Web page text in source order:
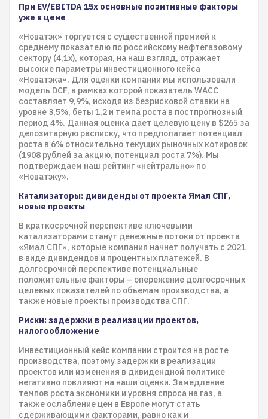
При EV/EBITDA 15x основные позитивные факторы
уже в цене
«Новатэк» торгуется с существенной премией к
среднему показателю по российскому нефтегазовому
сектору (4,1x), которая, на наш взгляд, отражает
высокие параметры инвестиционного кейса
«Новатэка». Для оценки компании мы использовали
модель DCF, в рамках которой показатель WACC
составляет 9,9%, исходя из безрисковой ставки на
уровне 3,5%, беты 1,2 и темпа роста в постпрогнозный
период 4%. Данная оценка дает целевую цену в $265 за
депозитарную расписку, что предполагает потенциал
роста в 6% относительно текущих рыночных котировок
(1908 рублей за акцию, потенциал роста 7%). Мы
подтверждаем наш рейтинг «нейтрально» по
«Новатэку».
Катализаторы: дивиденды от проекта Ямал СПГ,
новые проекты
В краткосрочной перспективе ключевыми
катализаторами станут денежные потоки от проекта
«Ямал СПГ», которые компания начнет получать с 2021
в виде дивидендов и процентных платежей. В
долгосрочной перспективе потенциальные
положительные факторы – опережение долгосрочных
целевых показателей по объемам производства, а
также новые проекты производства СПГ.
Риски: задержки в реализации проектов,
налогообложение
Инвестиционный кейс компании строится на росте
производства, поэтому задержки в реализации
проектов или изменения в дивидендной политике
негативно повлияют на наши оценки. Замедление
темпов роста экономики и уровня спроса на газ, а
также ослабление цен в Европе могут стать
сдерживающими факторами, равно как и